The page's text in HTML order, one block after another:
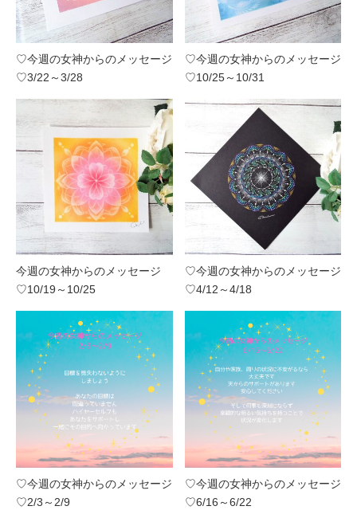
♡今週の女神からのメッセージ
♡3/22～3/28
♡今週の女神からのメッセージ
♡10/25～10/31
今週の女神からのメッセージ
♡10/19～10/25
♡今週の女神からのメッセージ
♡4/12～4/18
♡今週の女神からのメッセージ
♡2/3～2/9
♡今週の女神からのメッセージ
♡6/16～6/22